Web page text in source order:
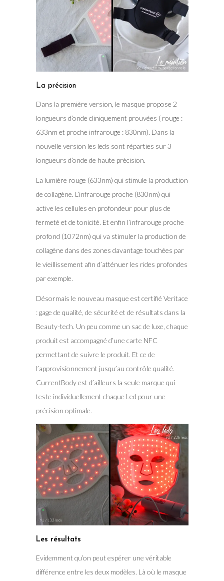
La précision
Dans la première version, le masque propose 2
longueurs d’onde cliniquement prouvées ( rouge :
633nm et proche infrarouge : 830nm). Dans la
nouvelle version les leds sont réparties sur 3
longueurs d’onde de haute précision.
La lumière rouge (633nm) qui stimule la production
de collagène. L’infrarouge proche (830nm) qui
active les cellules en profondeur pour plus de
fermeté et de tonicité. Et enfin l’infrarouge proche
profond (1072nm) qui va stimuler la production de
collagène dans des zones davantage touchées par
le vieillissement afin d’atténuer les rides profondes
par exemple.
Désormais le nouveau masque est certifié Veritace
: gage de qualité, de sécurité et de résultats dans la
Beauty-tech. Un peu comme un sac de luxe, chaque
produit est accompagné d’une carte NFC
permettant de suivre le produit. Et ce de
l’approvisionnement jusqu’au contrôle qualité.
CurrentBody est d’ailleurs la seule marque qui
teste individuellement chaque Led pour une
précision optimale.
Les résultats
Evidemment qu’on peut espérer une véritable
différence entre les deux modèles. Là où le masque